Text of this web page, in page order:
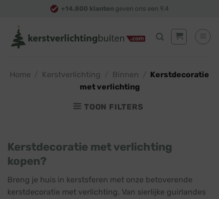
content
+14.800 klanten geven ons een 9,4
Home Kerstverlichting Binnen
Kerstdecoratie
met verlichting
TOON FILTERS
Kerstdecoratie met verlichting
kopen?
Breng je huis in kerstsferen met onze betoverende
kerstdecoratie met verlichting. Van sierlijke guirlandes